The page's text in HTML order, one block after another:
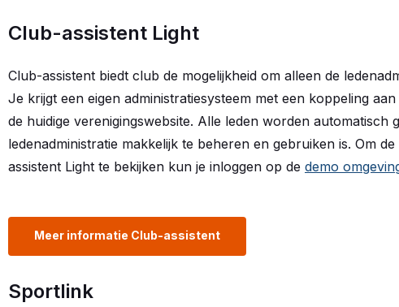
Club-assistent Light
Club-assistent biedt club de mogelijkheid om alleen de
Je krijgt een eigen administratiesysteem met een koppeling
de huidige verenigingswebsite. Alle leden worden automatisch
ledenadministratie makkelijk te beheren en gebruiken is. Om
assistent Light te bekijken kun je inloggen op de demo
Meer informatie Club-assistent
Sportlink